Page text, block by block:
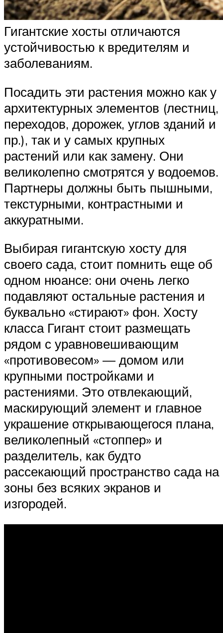
Гигантские хосты отличаются
устойчивостью к вредителям и
заболеваниям.
Посадить эти растения можно как у
архитектурных элементов (лестниц,
переходов, дорожек, углов зданий и
пр.), так и у самых крупных
растений или как замену. Они
великолепно смотрятся у водоемов.
Партнеры должны быть пышными,
текстурными, контрастными и
аккуратными.
Выбирая гигантскую хосту для
своего сада, стоит помнить еще об
одном нюансе: они очень легко
подавляют остальные растения и
буквально «стирают» фон. Хосту
класса Гигант стоит размещать
рядом с уравновешивающим
«противовесом» — домом или
крупными постройками и
растениями. Это отвлекающий,
маскирующий элемент и главное
украшение открывающегося плана,
великолепный «стоппер» и
разделитель, как будто
рассекающий пространство сада на
зоны без всяких экранов и
изгородей.